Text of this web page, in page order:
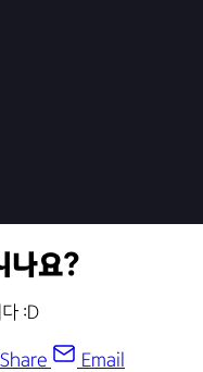
나요?
:D
Share Email